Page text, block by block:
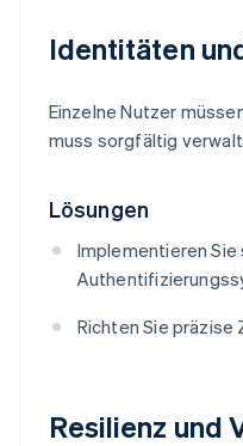
Identitäten
Einzelne Nutzer
muss sorgfältig
Lösungen
Implementieren
Richten Sie
Resilienz und